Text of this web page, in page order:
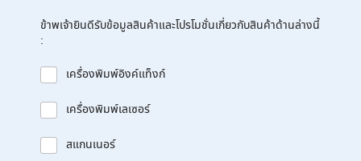
ข้าพเจ้ายินดีรับข้อมูลสินค้าและโปรโมชั่นเกี่ยวกับสินค้าด้านล่างนี้
:
เครื่องพิมพ์อิงค์แท็งก์
เครื่องพิมพ์เลเซอร์
สแกนเนอร์